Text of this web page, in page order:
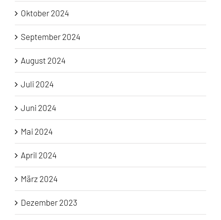
Oktober 2024
September 2024
August 2024
Juli 2024
Juni 2024
Mai 2024
April 2024
März 2024
Dezember 2023